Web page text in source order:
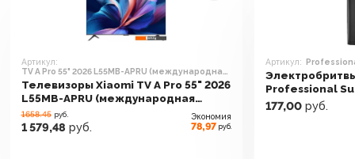
Артикул:
TV A Pro 55" 2026 L55MB-APRU (международная
версия)
Телевизоры Xiaomi TV A Pro 55" 2026
L55MB-APRU (международная
версия)
1658.45 руб.
1 579,48 руб.
Экономия
78,97 руб.
Артикул:
Professional
177,00 руб.